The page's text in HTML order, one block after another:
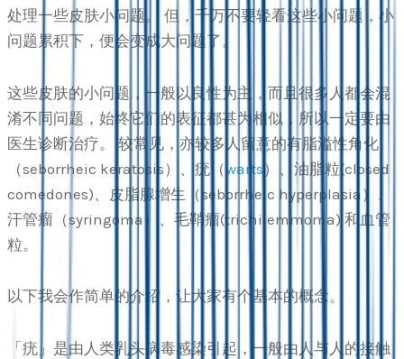
处理一些皮肤小问题。 但，千万不要轻看这些小问题，小
问题累积下，便会变成大问题了。
这些皮肤的小问题，一般以良性为主，而且很多人都会混
淆不同问题，始终它们的表征都甚为相似，所以一定要由
医生诊断治疗。 较常见，亦较多人留意的有脂溢性角化
（seborrheic keratosis）、疣（ warts ）、油脂粒(closed
comedones)、皮脂腺增生（seborrheic hyperplasia）、
汗管瘤（syringoma）、毛鞘瘤(trichilemmoma) 和血管
粒。
以下我会作简单的介绍，让大家有个基本的概念。
「疣」是由人类乳头病毒感染引起，一般由人与人的接触